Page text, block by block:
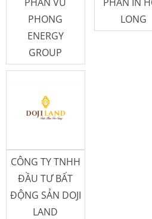
PHẦN VŨ
PHONG
ENERGY
GROUP
PHẦN IN
LONG
CÔNG TY TNHH
ĐẦU TƯ BẤT
ĐỘNG SẢN DOJI
LAND